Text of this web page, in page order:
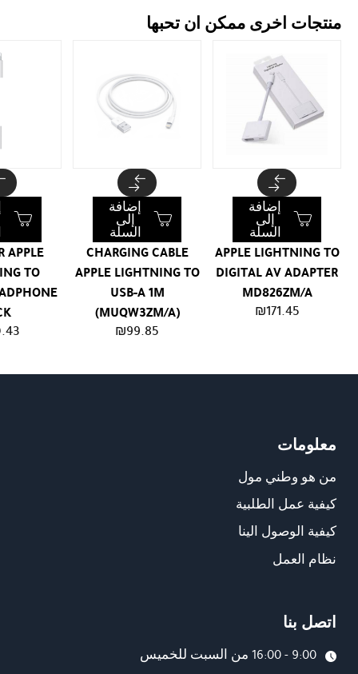
منتجات اخرى ممكن ان تحبها
APPLE LIGHTNING TO
DIGITAL AV ADAPTER
MD826ZM/A
₪171.45
إضافة
إلى
السلة
CHARGING CABLE
APPLE LIGHTNING TO
USB-A 1M
(MUQW3ZM/A)
₪99.85
إضافة
إلى
السلة
APPLE
TO
معلومات
من هو وطني مول
كيفية عمل الطلبية
كيفية الوصول الينا
نظام العمل
اتصل بنا
9:00 - 16:00 من السبت للخميس